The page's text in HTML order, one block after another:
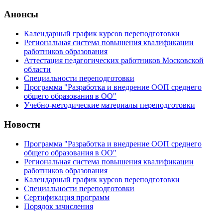
Анонсы
Календарный график курсов переподготовки
Региональная система повышения квалификации
работников образования
Аттестация педагогических работников Московской
области
Специальности переподготовки
Программа "Разработка и внедрение ООП среднего
общего образования в ОО"
Учебно-методические материалы переподготовки
Новости
Программа "Разработка и внедрение ООП среднего
общего образования в ОО"
Региональная система повышения квалификации
работников образования
Календарный график курсов переподготовки
Специальности переподготовки
Сертификация программ
Порядок зачисления